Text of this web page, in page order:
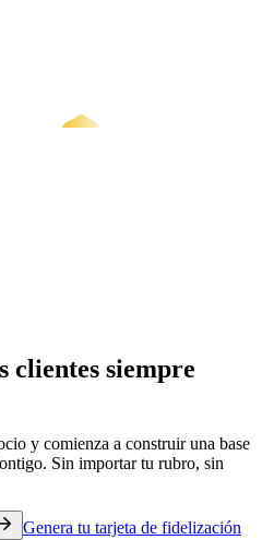
clientes siempre
y comienza a construir una base
Sin importar tu rubro, sin
Genera tu tarjeta de fidelización